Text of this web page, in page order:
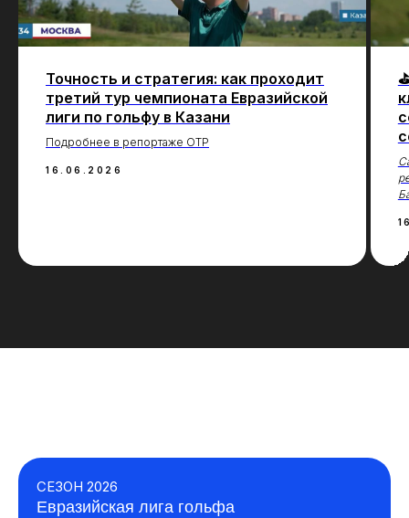
Точность и стратегия: как проходит
третий тур чемпионата Евразийской
лиги по гольфу в Казани
Подробнее в репортаже ОТР
16.06.2026
СЕЗОН 2026
Евразийская лига гольфа